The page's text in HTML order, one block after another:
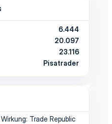
6.444
20.097
23.116
Pisatrader
Trade Republic